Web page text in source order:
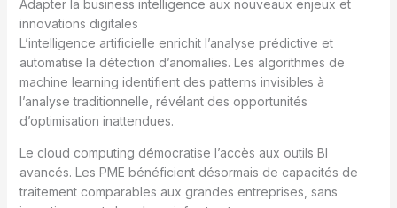
Adapter la business intelligence aux nouveaux enjeux et
innovations digitales
L’intelligence artificielle enrichit l’analyse prédictive et
automatise la détection d’anomalies. Les algorithmes de
machine learning identifient des patterns invisibles à
l’analyse traditionnelle, révélant des opportunités
d’optimisation inattendues.
Le cloud computing démocratise l’accès aux outils BI
avancés. Les PME bénéficient désormais de capacités de
traitement comparables aux grandes entreprises, sans